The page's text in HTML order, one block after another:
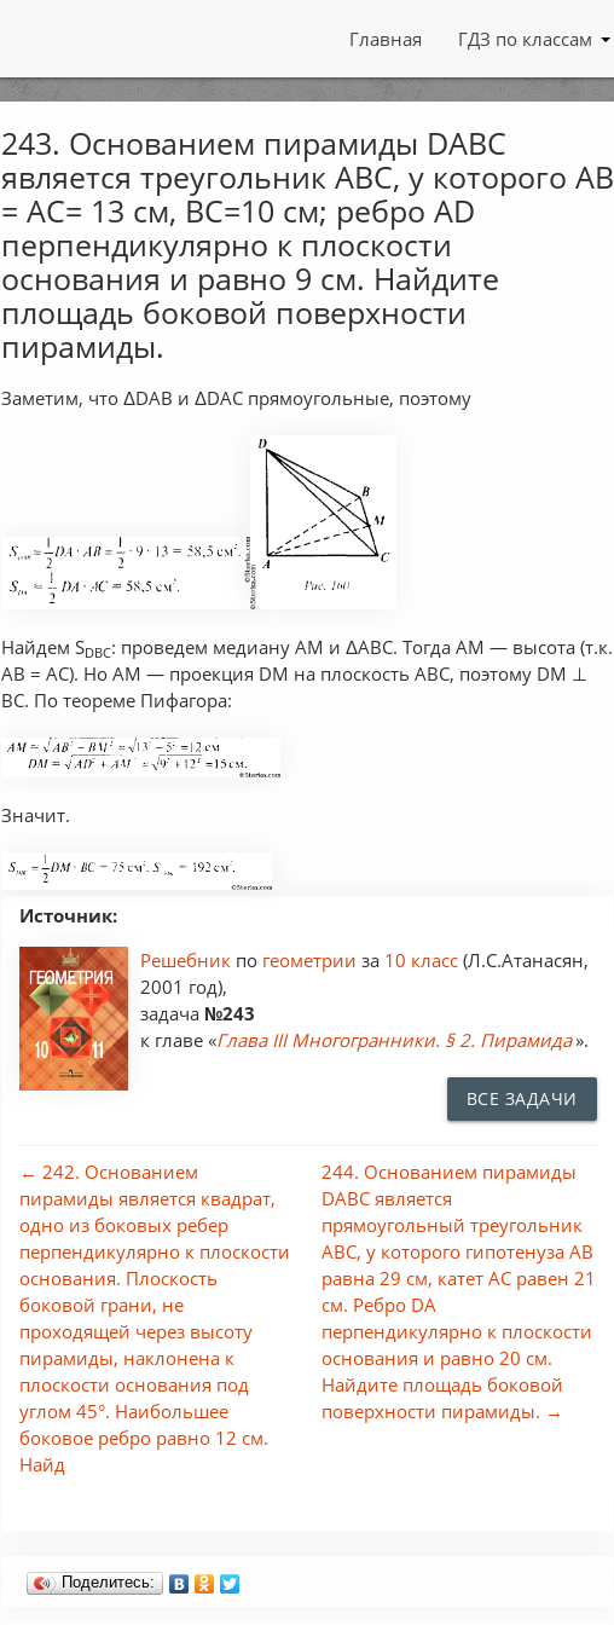
Главная ГДЗ по классам
243. Основанием пирамиды DABC
является треугольник ABC, у которого АВ
= АС= 13 см, ВС=10 см; ребро AD
перпендикулярно к плоскости
основания и равно 9 см. Найдите
площадь боковой поверхности
пирамиды.
Заметим, что ΔDAB и ΔDAC прямоугольные, поэтому
Найдем SDBC: проведем медиану AM и ΔАВС. Тогда AM — высота (т.к.
AB = AC). Но AM — проекция DM на плоскость АВС, поэтому DM ⊥
ВС. По теореме Пифагора:
Значит.
Источник:
Решебник по геометрииза 10 класс (Л.С.Атанасян,
2001 год),
задача №243
к главе «Глава III Многогранники. § 2. Пирамида».
ВСЕ ЗАДАЧИ
← 242. Основанием
пирамиды является квадрат,
одно из боковых ребер
перпендикулярно к плоскости
основания. Плоскость
боковой грани, не
проходящей через высоту
пирамиды, наклонена к
плоскости основания под
углом 45°. Наибольшее
боковое ребро равно 12 см.
Найд
244. Основанием пирамиды
DABC является
прямоугольный треугольник
ABC, у которого гипотенуза АВ
равна 29 см, катет АС равен 21
см. Ребро DA
перпендикулярно к плоскости
основания и равно 20 см.
Найдите площадь боковой
поверхности пирамиды. →
Поделитесь: